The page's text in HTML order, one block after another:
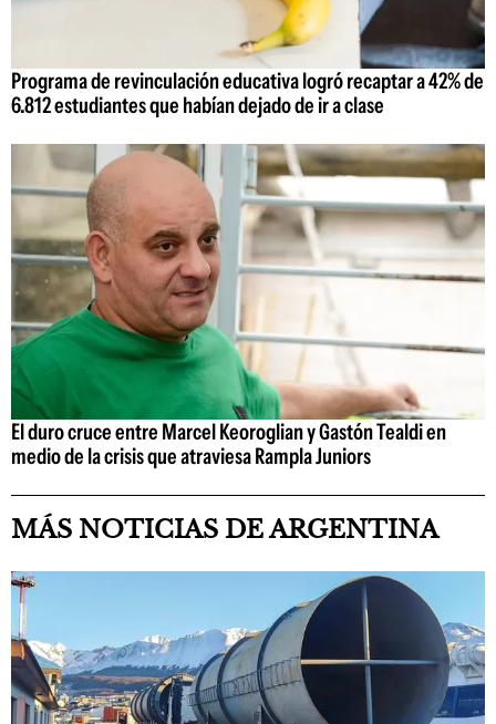
Programa de revinculación educativa logró recaptar a 42% de
6.812 estudiantes que habían dejado de ir a clase
El duro cruce entre Marcel Keoroglian y Gastón Tealdi en
medio de la crisis que atraviesa Rampla Juniors
MÁS NOTICIAS DE ARGENTINA